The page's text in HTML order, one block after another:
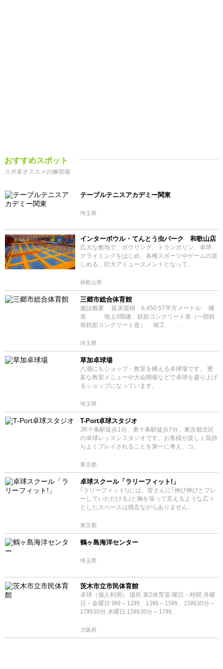
おすすめスポット
スポ卓オススメの練習場
テーブルテニスアカデミー関東
埼玉県
インターボウル・てんとう虫パーク 和歌山店
広大な敷地で、ボウリング、トランポリン、卓球、
クライミングをはじめ、各種スポーツやゲームの楽
しめる、巨大アミューズメントとなって..
和歌山県
三郷市総合体育館
施設概要 延床面積 6,450.57平方メートル 構
造 地上3階建、鉄筋コンクリート造（一部鉄
骨鉄筋コンクリート造） 竣工 ..
埼玉県
草加卓球場
八潮にもショップ・教室を構える卓球場です。 豊
富な教室メニューや大会開催などで卓球を盛り上げ
るショップになっています。
埼玉県
T-Port卓球スタジオ
JR十条駅徒歩1分、東十条駅徒歩7分。東京都北区
の卓球レッスンスタジオです。お客様が楽しく気持
ちよくプレイされることを第一に考え、コ..
東京都
卓球スクール「ラリーフィット!」
｢ラリーフィット!｣には、皆さんに｢伸び伸びとプレ
ーしていただける｣と胸を張って言えるような広々
としたスペースは残念ながらありません..
東京都
鶴ヶ島海洋センター
埼玉県
茨木市立市民体育館
卓球（個人利用） 場所 第2体育室 曜日・時間 月曜
日・金曜日 9時～12時、13時～15時、15時30分～
17時30分 木曜日 15時30分～17時..
大阪府